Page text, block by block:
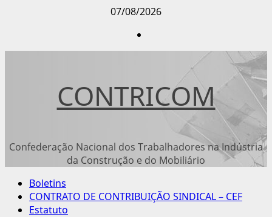
conteúdo
07/08/2026
CONTRICOM
Confederação Nacional dos Trabalhadores na Indústria
da Construção e do Mobiliário
Menu
principal
Boletins
CONTRATO DE CONTRIBUIÇÃO SINDICAL – CEF
Estatuto